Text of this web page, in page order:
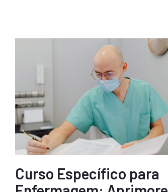
Curso Específico para